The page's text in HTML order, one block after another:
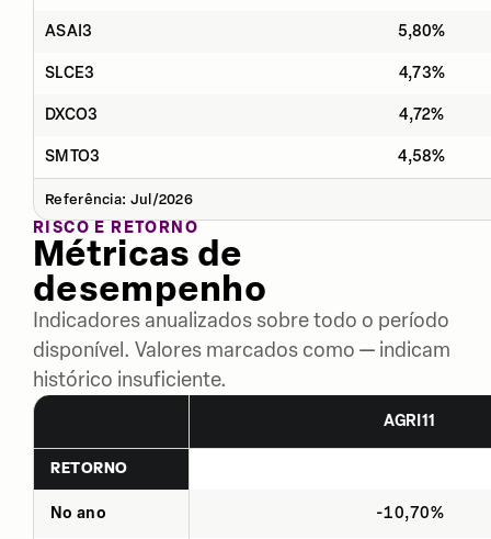
ASAI3 5,80%
SLCE3 4,73%
DXCO3 4,72%
SMTO3 4,58%
Referência: Jul/2026
RISCO E RETORNO
Métricas de
desempenho
Indicadores anualizados sobre todo o período
disponível. Valores marcados como — indicam
histórico insuficiente.
AGRI11
RETORNO
No ano -10,70%